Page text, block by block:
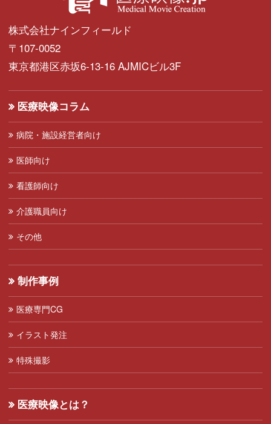
株式会社ナインフィールド
〒107-0052
東京都港区赤坂6-13-16 AJMICビル3F
医療映像コラム
病院・施設経営者向け
医師向け
看護師向け
介護職員向け
その他
制作事例
医療専門CG
イラスト発注
特殊撮影
医療映像とは？